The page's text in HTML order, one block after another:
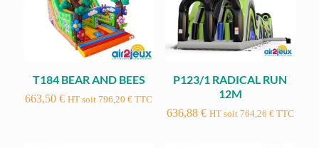
T184 BEAR AND BEES
663,50€ HT soit796,20€ TTC
P123/1 RADICAL RUN
12M
636,88 € HT soit 764,26 €TTC